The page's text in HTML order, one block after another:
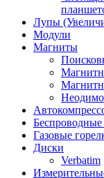
Лупы
Модули
Магниты
Беспроводные
Газовые
Диски
Verbatim